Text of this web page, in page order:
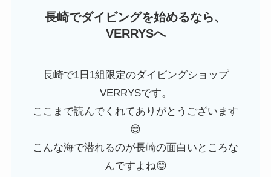
長崎でダイビングを始めるなら、
VERRYSへ
長崎で1日1組限定のダイビングショップ
VERRYSです。
ここまで読んでくれてありがとうございます
😊
こんな海で潜れるのが長崎の面白いところな
んですよね😊